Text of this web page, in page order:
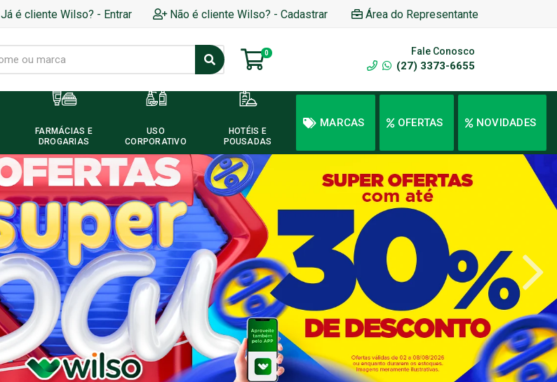
Já é cliente Wilso? - Entrar Não é cliente Wilso? - Cadastrar Área do Representante
0 Fale Conosco
(27) 3373-6655
FARMÁCIAS E
DROGARIAS
USO
CORPORATIVO
HOTÉIS E
POUSADAS
MARCAS OFERTAS NOVIDADES